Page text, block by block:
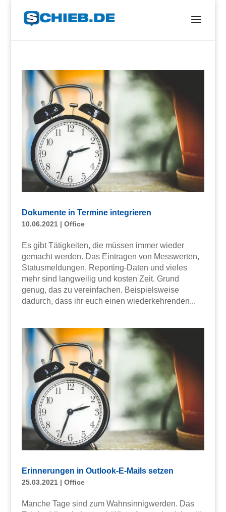
Dokumente in Termine integrieren
10.06.2021| Office
Es gibt Tätigkeiten, die müssen immer wieder
gemacht werden. Das Eintragen von Messwerten,
Statusmeldungen, Reporting-Daten und vieles
mehr sind langweilig und kosten Zeit. Grund
genug, das zu vereinfachen. Beispielsweise
dadurch, dass ihr euch einen wiederkehrenden...
Erinnerungen in Outlook-E-Mails setzen
25.03.2021| Office
Manche Tage sind zum Wahnsinnigwerden. Das